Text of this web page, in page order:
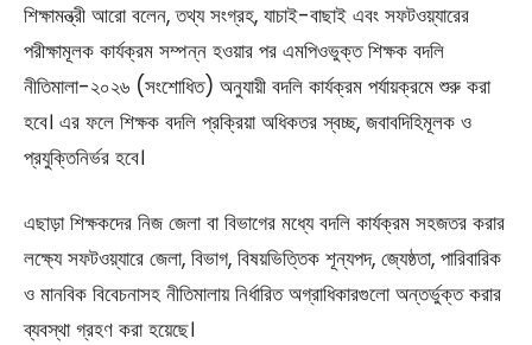
শিক্ষামন্ত্রী আরো বলেন, তথ্য সংগ্রহ, যাচাই-বাছাই এবং সফটওয়্যারের
পরীক্ষামূলক কার্যক্রম সম্পন্ন হওয়ার পর এমপিওভুক্ত শিক্ষক বদলি
নীতিমালা-২০২৬ (সংশোধিত) অনুযায়ী বদলি কার্যক্রম পর্যায়ক্রমে শুরু করা
হবে। এর ফলে শিক্ষক বদলি প্রক্রিয়া অধিকতর স্বচ্ছ, জবাবদিহিমূলক ও
প্রযুক্তিনির্ভর হবে।
এছাড়া শিক্ষকদের নিজ জেলা বা বিভাগের মধ্যে বদলি কার্যক্রম সহজতর করার
লক্ষ্যে সফটওয়্যারে জেলা, বিভাগ, বিষয়ভিত্তিক শূন্যপদ, জ্যেষ্ঠতা, পারিবারিক
ও মানবিক বিবেচনাসহ নীতিমালায় নির্ধারিত অগ্রাধিকারগুলো অন্তর্ভুক্ত করার
ব্যবস্থা গ্রহণ করা হয়েছে।